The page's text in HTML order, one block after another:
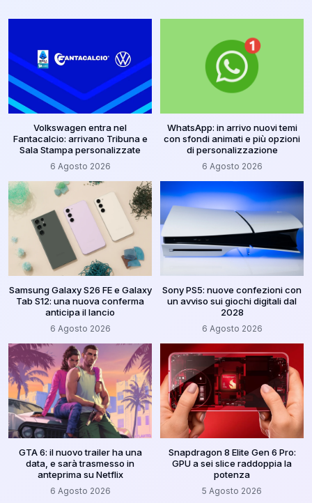
Volkswagen entra nel
Fantacalcio: arrivano Tribuna e
Sala Stampa personalizzate
6 Agosto 2026
WhatsApp: in arrivo nuovi temi
con sfondi animati e più opzioni
di personalizzazione
6 Agosto 2026
Samsung Galaxy S26 FE e Galaxy
Tab S12: una nuova conferma
anticipa il lancio
6 Agosto 2026
Sony PS5: nuove confezioni con
un avviso sui giochi digitali dal
2028
6 Agosto 2026
GTA 6: il nuovo trailer ha una
data, e sarà trasmesso in
anteprima su Netflix
6 Agosto 2026
Snapdragon 8 Elite Gen 6 Pro:
GPU a sei slice raddoppia la
potenza
5 Agosto 2026